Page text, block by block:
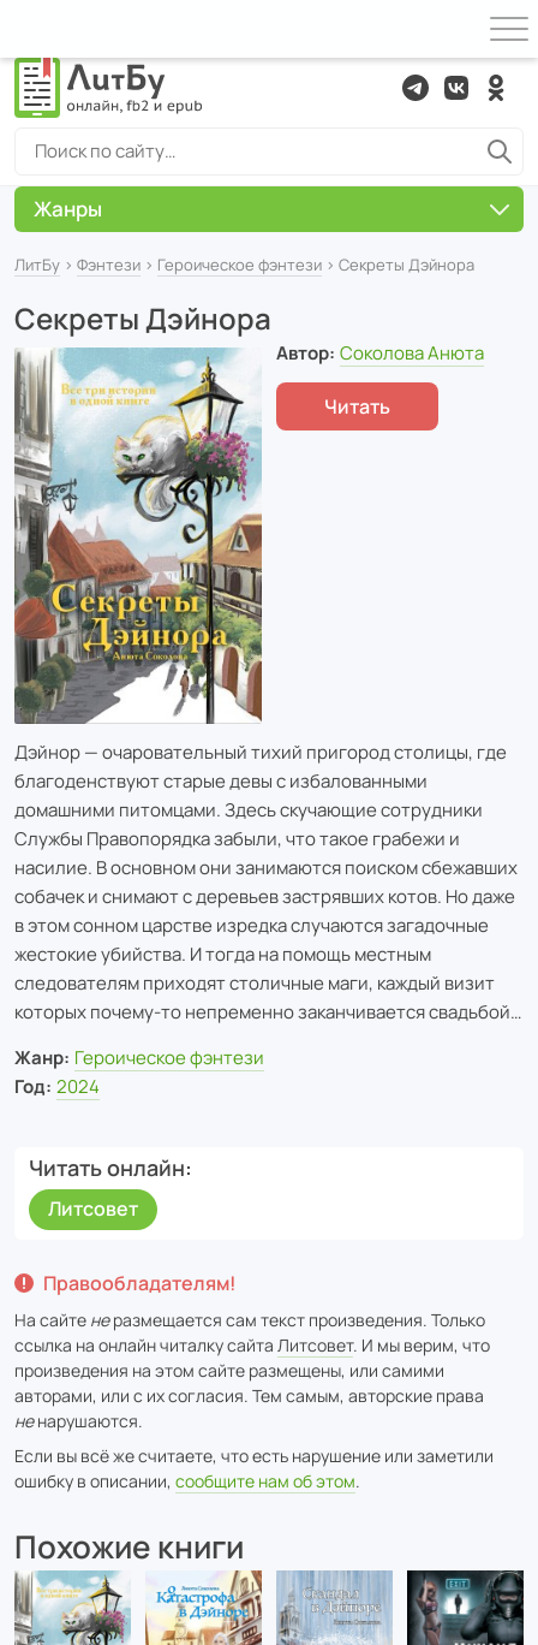
ЛитБу › Фэнтези › Героическое фэнтези › Секреты Дэйнора
Секреты Дэйнора
Автор: Соколова Анюта
Читать
Дэйнор — очаровательный тихий пригород столицы, где
благоденствуют старые девы с избалованными
домашними питомцами. Здесь скучающие сотрудники
Службы Правопорядка забыли, что такое грабежи и
насилие. В основном они занимаются поиском сбежавших
собачек и снимают с деревьев застрявших котов. Но даже
в этом сонном царстве изредка случаются загадочные
жестокие убийства. И тогда на помощь местным
следователям приходят столичные маги, каждый визит
которых почему-то непременно заканчивается свадьбой…
Жанр: Героическое фэнтези
Год: 2024
Читать онлайн
Литсовет
Правообладателям!
На сайте неразмещается сам текст произведения. Только
ссылка на онлайн читалку сайта Литсовет. И мы верим, что
произведения на этом сайте размещены, или самими
авторами, или с их согласия. Тем самым, авторские права
ненарушаются.
Если вы всё же считаете, что есть нарушение или заметили
ошибку в описании, сообщите нам об этом.
Похожие книги
Жанры